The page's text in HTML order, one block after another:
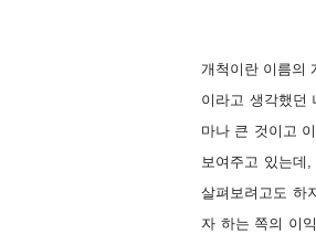
개척이란 이름의
이라고 생각했던
마나 큰 것이고
보여주고 있는데
살펴보려고도 하
자 하는 쪽의 이